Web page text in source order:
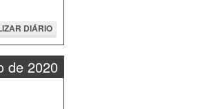
DIÁRIO
de 2020